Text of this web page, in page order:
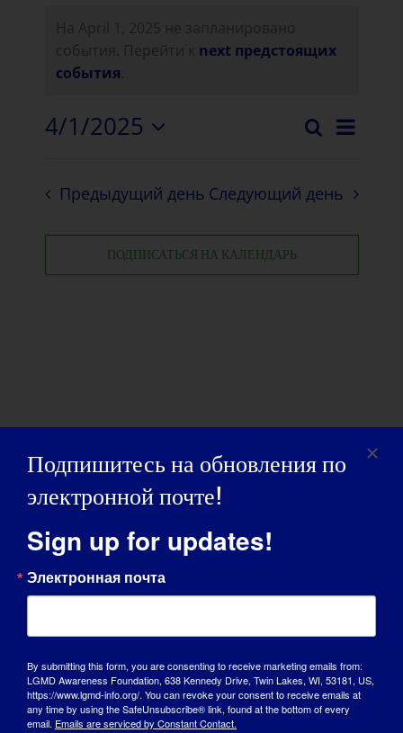
На April 1, 2025 не запланировано
события. Перейти к next предстоящих
события
Поиск
День
4/1/2025
Предыдущий день Следующий день
ПОДПИСАТЬСЯ НА КАЛЕНДАРЬ
ДЕНЬ ОСВЕДОМЛЕННОСТИ
Подпишитесь на обновления по
электронной почте!
Sign up for updates!
Электронная почта
By submitting this form, you are consenting to receive marketing emails from:
LGMD Awareness Foundation, 638 Kennedy Drive, Twin Lakes, WI, 53181, US,
https://www.lgmd-info.org/. You can revoke your consent to receive emails at
any time by using the SafeUnsubscribe® link, found at the bottom of every
email. Emails are serviced by Constant Contact.